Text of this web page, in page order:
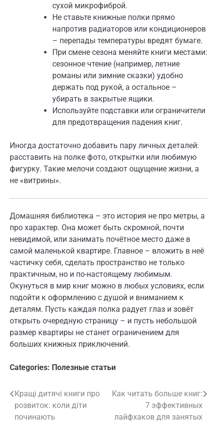
сухой микрофиброй.
Не ставьте книжные полки прямо
напротив радиаторов или кондиционеров
– перепады температуры вредят бумаге.
При смене сезона меняйте книги местами:
сезонное чтение (например, летние
романы или зимние сказки) удобно
держать под рукой, а остальное –
убирать в закрытые ящики.
Используйте подставки или ограничители
для предотвращения падения книг.
Иногда достаточно добавить пару личных деталей:
расставить на полке фото, открытки или любимую
фигурку. Такие мелочи создают ощущение жизни, а
не «витрины».
Домашняя библиотека – это история не про метры, а
про характер. Она может быть скромной, почти
невидимой, или занимать почётное место даже в
самой маленькой квартире. Главное – вложить в неё
частичку себя, сделать пространство не только
практичным, но и по-настоящему любимым.
Окунуться в мир книг можно в любых условиях, если
подойти к оформлению с душой и вниманием к
деталям. Пусть каждая полка радует глаз и зовёт
открыть очередную страницу – и пусть небольшой
размер квартиры не станет ограничением для
больших книжных приключений.
Categories: Полезные статьи
Навигация
по
Кращі дитячі книги про
розвиток: коли діти
починають
Как читать больше книг:
7 эффективных
лайфхаков для занятых